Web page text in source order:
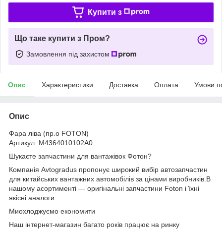
Купити з
Що таке купити з Пром?
Замовлення під захистом
Опис Характеристики Доставка Оплата Умови
Опис
Фара ліва (пр.о FOTON)
Артикул: M4364010102A0
Шукаєте запчастини для вантажівок Фотон?
Компанія Avtogradus пропонує широкий вибір автозапчастин
для китайських вантажних автомобілів за цінами виробників.В
нашому асортименті — оригінальні запчастини Foton і їхні
якісні аналоги.
Миохлоджуємо економити
Наш інтернет-магазин багато років працює на ринку